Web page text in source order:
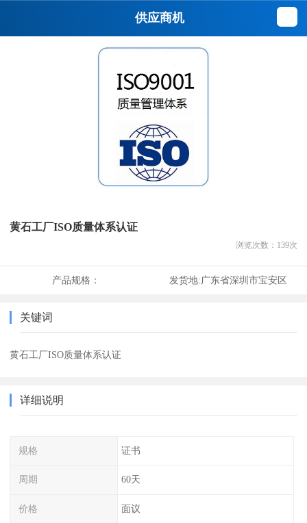
供应商机
黄石工厂ISO质量体系认证
浏览次数： 139次
产品规格： 发货地:广东省深圳市宝安区
关键词
黄石工厂ISO质量体系认证
详细说明
规格 证书
周期 60天
价格 面议